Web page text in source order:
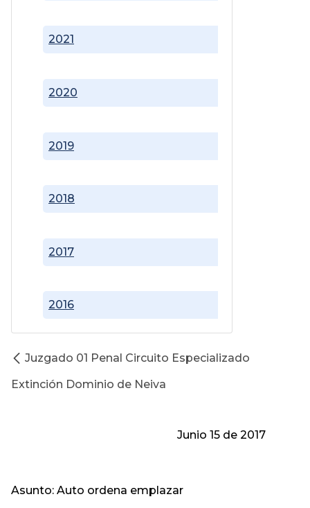
2016
2017
2018
2019
2020
2021
Juzgado 01 Penal Circuito Especializado
Extinción Dominio de Neiva
Junio 15 de 2017
Asunto: Auto ordena emplazar